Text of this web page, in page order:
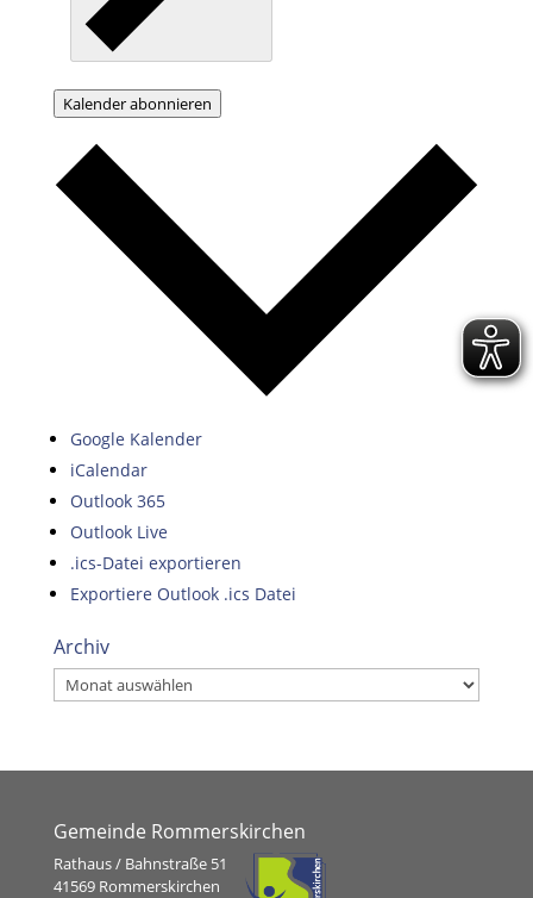
Kalender abonnieren
Google Kalender
iCalendar
Outlook 365
Outlook Live
.ics-Datei exportieren
Exportiere Outlook .ics Datei
Archiv
Archiv
Gemeinde Rommerskirchen
Rathaus / Bahnstraße 51
41569 Rommerskirchen